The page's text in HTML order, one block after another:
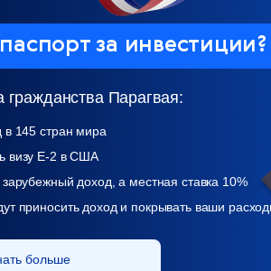
за инвестиции?
Парагвая:
в 145 стран мира
визу Е-2 в США
доход, а местная ставка 10%
приносить доход и покрывать ваши
больше